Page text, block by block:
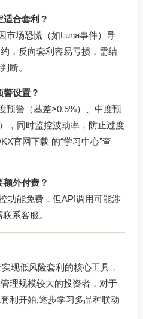
合套利？
市场恐慌（如Luna事件）导
，反向套利容易亏损，需结
断。
设置？
预警（基差>0.5%）、中度预
，同时监控波动率，防止过度
官网下载 的“学习中心”查
外付费？
功能免费，但API调用可能涉
系客服。
现低风险套利的核心工具，
理规模较大的投资者，对于
利开始,逐步学习多品种联动